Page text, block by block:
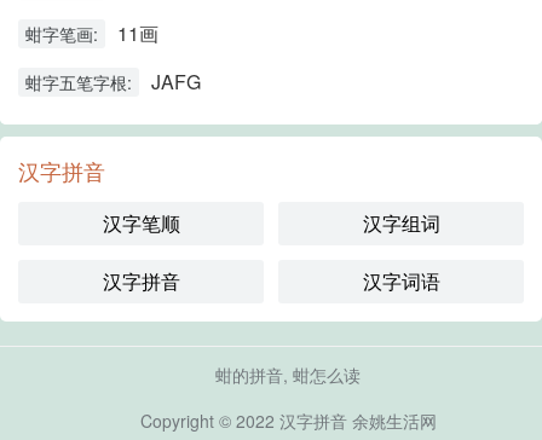
蚶字笔画: 11画
蚶字五笔字根: JAFG
汉字拼音
汉字笔顺 汉字组词
汉字拼音 汉字词语
蚶的拼音, 蚶怎么读
Copyright © 2022 汉字拼音余姚生活网